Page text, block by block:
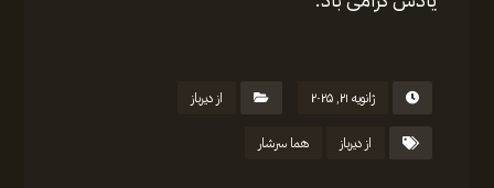
ژانویه ۲۱, ۲۰۲۵ از دیرباز
از دیرباز هما سرشار